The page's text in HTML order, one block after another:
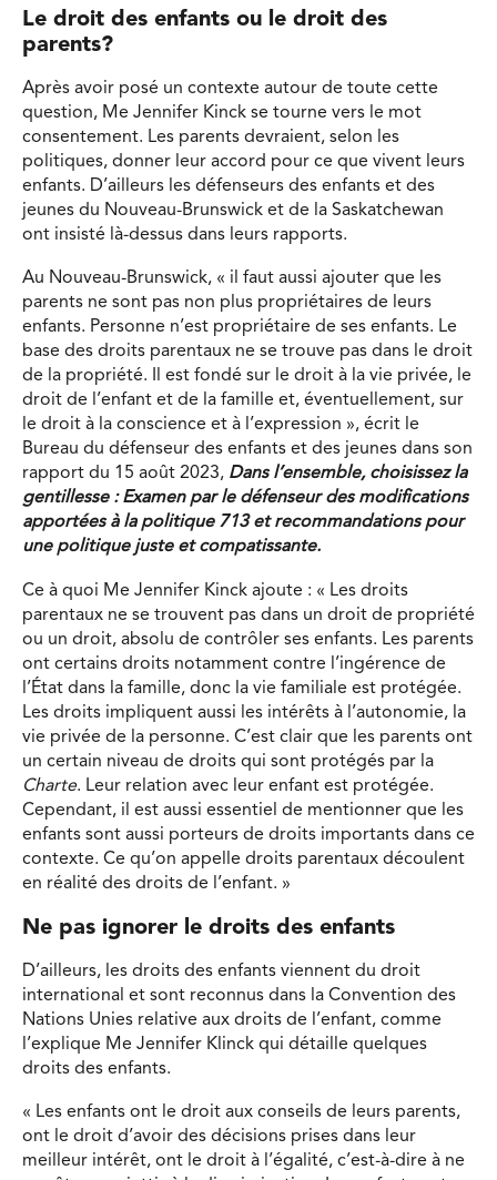
Le droit des enfants ou le droit des
parents?
Après avoir posé un contexte autour de toute cette
question, Me Jennifer Kinck se tourne vers le mot
consentement. Les parents devraient, selon les
politiques, donner leur accord pour ce que vivent leurs
enfants. D’ailleurs les défenseurs des enfants et des
jeunes du Nouveau-Brunswick et de la Saskatchewan
ont insisté là-dessus dans leurs rapports.
Au Nouveau-Brunswick, « il faut aussi ajouter que les
parents ne sont pas non plus propriétaires de leurs
enfants. Personne n’est propriétaire de ses enfants. Le
base des droits parentaux ne se trouve pas dans le droit
de la propriété. Il est fondé sur le droit à la vie privée, le
droit de l’enfant et de la famille et, éventuellement, sur
le droit à la conscience et à l’expression », écrit le
Bureau du défenseur des enfants et des jeunes dans son
rapport du 15 août 2023, Dans l’ensemble, choisissez la
gentillesse : Examen par le défenseur des modifications
apportées à la politique 713 et recommandations pour
une politique juste et compatissante.
Ce à quoi Me Jennifer Kinck ajoute : « Les droits
parentaux ne se trouvent pas dans un droit de propriété
ou un droit, absolu de contrôler ses enfants. Les parents
ont certains droits notamment contre l’ingérence de
l’État dans la famille, donc la vie familiale est protégée.
Les droits impliquent aussi les intérêts à l’autonomie, la
vie privée de la personne. C’est clair que les parents ont
un certain niveau de droits qui sont protégés par la
Charte. Leur relation avec leur enfant est protégée.
Cependant, il est aussi essentiel de mentionner que les
enfants sont aussi porteurs de droits importants dans ce
contexte. Ce qu’on appelle droits parentaux découlent
en réalité des droits de l’enfant. »
Ne pas ignorer le droits des enfants
D’ailleurs, les droits des enfants viennent du droit
international et sont reconnus dans la Convention des
Nations Unies relative aux droits de l’enfant, comme
l’explique Me Jennifer Klinck qui détaille quelques
droits des enfants.
« Les enfants ont le droit aux conseils de leurs parents,
ont le droit d’avoir des décisions prises dans leur
meilleur intérêt, ont le droit à l’égalité, c’est-à-dire à ne